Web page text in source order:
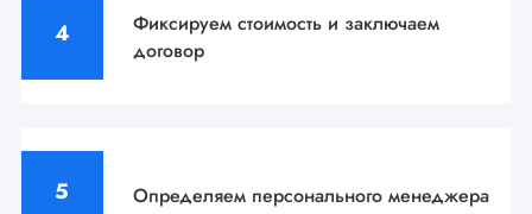
Фиксируем стоимость и заключаем
договор
Определяем персонального менеджера